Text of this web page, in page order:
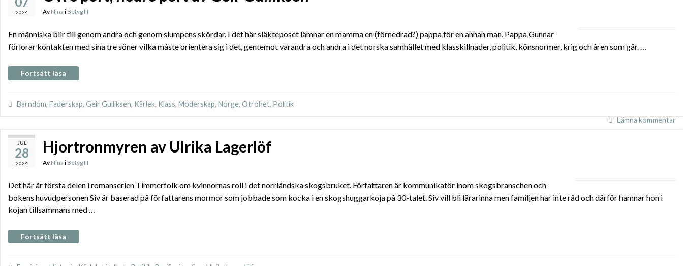
2024 Av Nina i Betyg III
En människa blir till genom andra och genom slumpens skördar. I det här släkteposet lämnar en mamma en (förnedrad?) pappa för en annan man. Pappa Gunnar
förlorar kontakten med sina tre söner vilka måste orientera sig i det, gentemot varandra och andra i det norska samhället med klasskillnader, politik, könsnormer, krig och åren som går. …
Fortsätt läsa
Barndom, Faderskap, Geir Gulliksen, Kärlek, Klass, Moderskap, Norge, Otrohet, Politik
Lämna kommentar
JUL
28
2024
Hjortronmyren av Ulrika Lagerlöf
Av Nina i Betyg III
Det här är första delen i romanserien Timmerfolk om kvinnornas roll i det norrländska skogsbruket. Författaren är kommunikatör inom skogsbranschen och
bokens huvudpersonen Siv är baserad på författarens mormor som jobbade som kocka i en skogshuggarkoja på 30-talet. Siv vill bli lärarinna men familjen har inte råd och därför hamnar hon i
kojan tillsammans med …
Fortsätt läsa